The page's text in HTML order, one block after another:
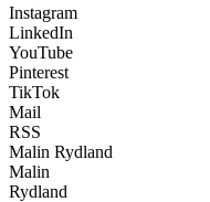
Instagram
LinkedIn
YouTube
Pinterest
TikTok
Mail
RSS
Malin Rydland
Malin
Rydland